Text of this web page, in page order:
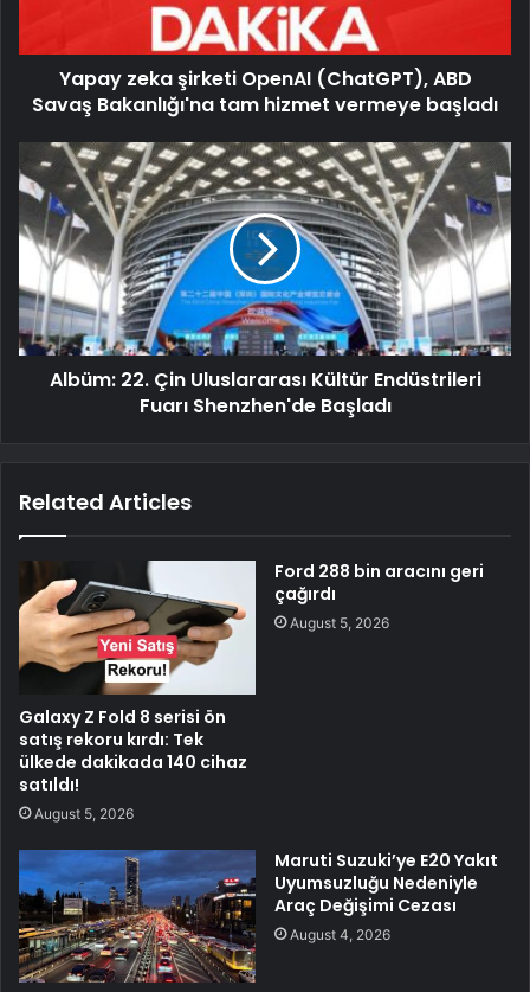
Yapay zeka şirketi OpenAI (ChatGPT), ABD
Savaş Bakanlığı'na tam hizmet vermeye başladı
Albüm: 22. Çin Uluslararası Kültür Endüstrileri
Fuarı Shenzhen'de Başladı
Related Articles
Galaxy Z Fold 8 serisi ön
satış rekoru kırdı: Tek
ülkede dakikada 140 cihaz
satıldı!
August 5, 2026
Ford 288 bin aracını geri
çağırdı
August 5, 2026
Maruti Suzuki’ye E20 Yakıt
Uyumsuzluğu Nedeniyle
Araç Değişimi Cezası
August 4, 2026